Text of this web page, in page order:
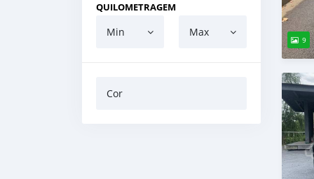
QUILOMETRAGEM
Min Max
Cor
9